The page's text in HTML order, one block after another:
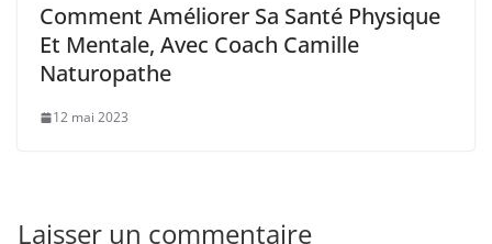
Comment Améliorer Sa Santé Physique
Et Mentale, Avec Coach Camille
Naturopathe
12 mai 2023
Laisser un commentaire